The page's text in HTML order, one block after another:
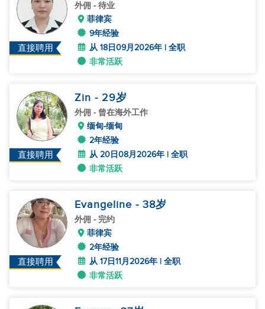
直接聘用
外佣 - 待业
菲律宾
9年经验
从 18日09月2026年 | 全职
非常活跃
直接聘用
Zin - 29岁
外佣 - 曾在海外工作
缅甸-缅甸
2年经验
从 20日08月2026年 | 全职
非常活跃
直接聘用
Evangeline - 38岁
外佣 - 完约
菲律宾
2年经验
从 17日11月2026年 | 全职
非常活跃